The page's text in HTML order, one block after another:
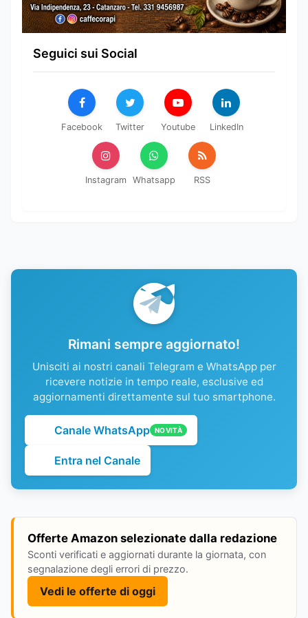
Seguici sui Social
Facebook Twitter Youtube LinkedIn
Instagram Whatsapp RSS
Rimani sempre aggiornato!
Unisciti ai nostri canali Telegram e WhatsApp per
ricevere notizie in tempo reale, esclusive ed
aggiornamenti direttamente sul tuo smartphone.
Canale WhatsApp NOVITÀ
Entra nel Canale
Offerte Amazon selezionate dalla redazione
Sconti verificati e aggiornati durante la giornata, con
segnalazione degli errori di prezzo.
Vedi le offerte di oggi